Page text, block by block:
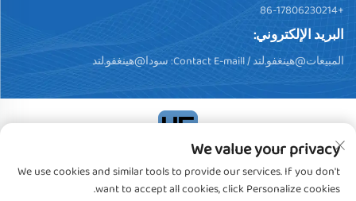
+86-17806230214
البريد الإلكتروني:
المبيعات@هينغفو.لتد/ Contact E-maill: سودا@هينغفو.لتد
حقوق النشر © 2024، شركة دونغقوان هينغفو للمنتجات البلاستيكية
المحدودة. جميع الحقوق محفوظةسياسة الخصوصية
We value your privacy
We use cookies and similar tools to provide our services. If you don't
want to accept all cookies, click Personalize cookies.